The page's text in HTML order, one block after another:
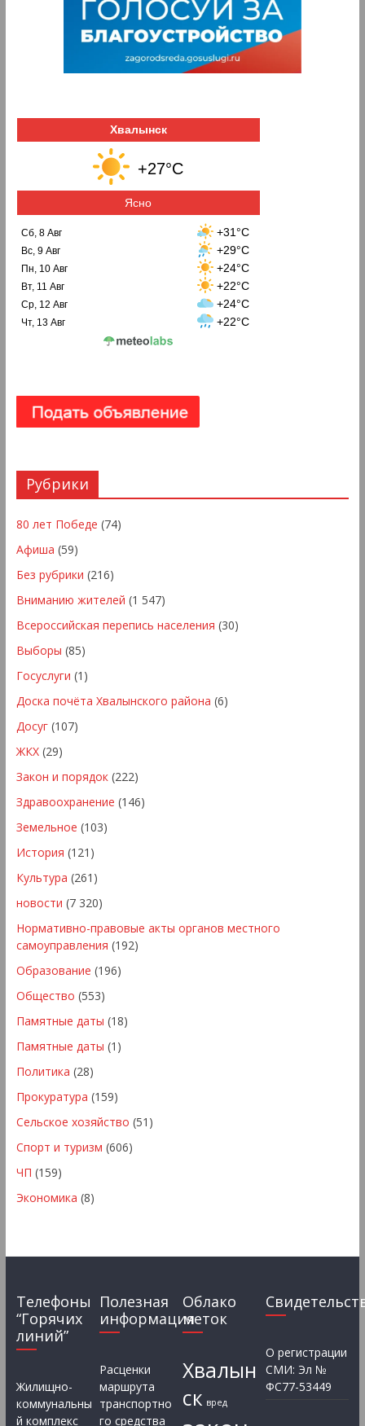
Хвалынск
+27°C
Ясно
Сб, 8 Авг +31°C
Вс, 9 Авг +29°C
Пн, 10 Авг +24°C
Вт, 11 Авг +22°C
Ср, 12 Авг +24°C
Чт, 13 Авг +22°C
Рубрики
80 лет Победе (74)
Афиша (59)
Без рубрики (216)
Вниманию жителей (1 547)
Всероссийская перепись населения (30)
Выборы (85)
Госуслуги (1)
Доска почёта Хвалынского района (6)
Досуг(107)
ЖКХ(29)
Закон и порядок(222)
Здравоохранение (146)
Земельное (103)
История (121)
Культура (261)
новости (7 320)
Нормативно-правовые акты органов местного
самоуправления (192)
Образование (196)
Общество (553)
Памятные даты (18)
Памятные даты (1)
Политика (28)
Прокуратура (159)
Сельское хозяйство (51)
Спорт и туризм (606)
ЧП (159)
Экономика (8)
Телефоны
“Горячих
линий”
Жилищно-
коммунальны
й комплекс
Полезная
информация
Расценки
маршрута
транспортно
го средства
Облако
меток
Хвалын
ск вред
О регистрации
СМИ: Эл №
ФС77-53449